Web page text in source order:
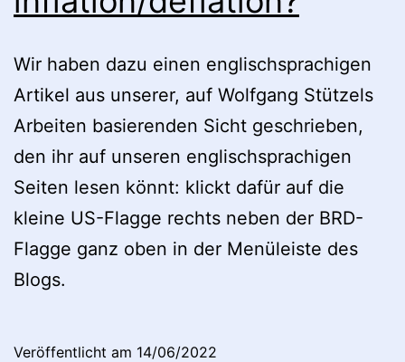
Wir haben dazu einen englischsprachigen
Artikel aus unserer, auf Wolfgang Stützels
Arbeiten basierenden Sicht geschrieben,
den ihr auf unseren englischsprachigen
Seiten lesen könnt: klickt dafür auf die
kleine US-Flagge rechts neben der BRD-
Flagge ganz oben in der Menüleiste des
Blogs.
Veröffentlicht am 14/06/2022